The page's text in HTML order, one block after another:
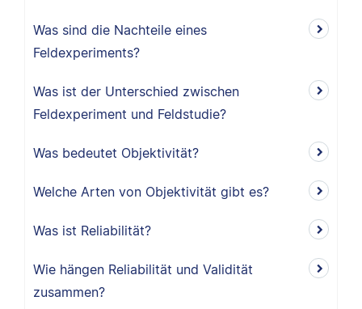
Was sind die Nachteile eines
Feldexperiments?
Was ist der Unterschied zwischen
Feldexperiment und Feldstudie?
Was bedeutet Objektivität?
Welche Arten von Objektivität gibt es?
Was ist Reliabilität?
Wie hängen Reliabilität und Validität
zusammen?